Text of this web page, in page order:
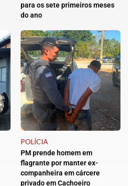
para os sete primeiros meses
do ano
POLÍCIA
PM prende homem em
flagrante por manter ex-
companheira em cárcere
privado em Cachoeiro